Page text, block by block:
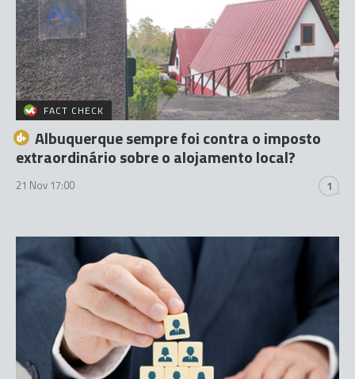
FACT CHECK
Albuquerque sempre foi contra o imposto
extraordinário sobre o alojamento local?
21 Nov 17:00 1